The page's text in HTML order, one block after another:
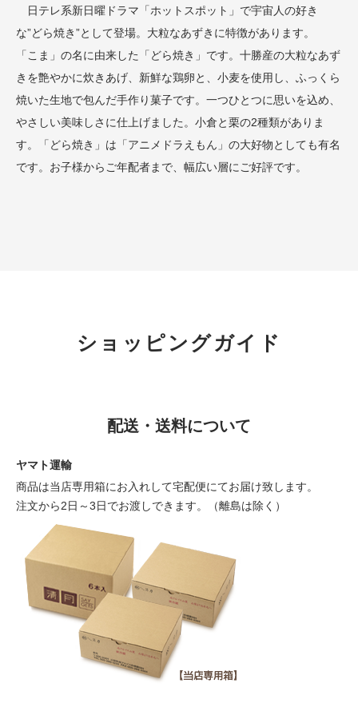
日テレ系新日曜ドラマ「ホットスポット」で宇宙人の好き
な”どら焼き”として登場。大粒なあずきに特徴があります。
「こま」の名に由来した「どら焼き」です。十勝産の大粒なあず
きを艶やかに炊きあげ、新鮮な鶏卵と、小麦を使用し、ふっくら
焼いた生地で包んだ手作り菓子です。一つひとつに思いを込め、
やさしい美味しさに仕上げました。小倉と栗の2種類がありま
す。「どら焼き」は「アニメドラえもん」の大好物としても有名
です。お子様からご年配者まで、幅広い層にご好評です。
ショッピングガイド
配送・送料について
ヤマト運輸
商品は当店専用箱にお入れして宅配便にてお届け致します。
注文から2日～3日でお渡しできます。（離島は除く）